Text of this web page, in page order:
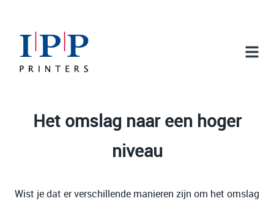
Het omslag naar een hoger
niveau
Wist je dat er verschillende manieren zijn om het omslag